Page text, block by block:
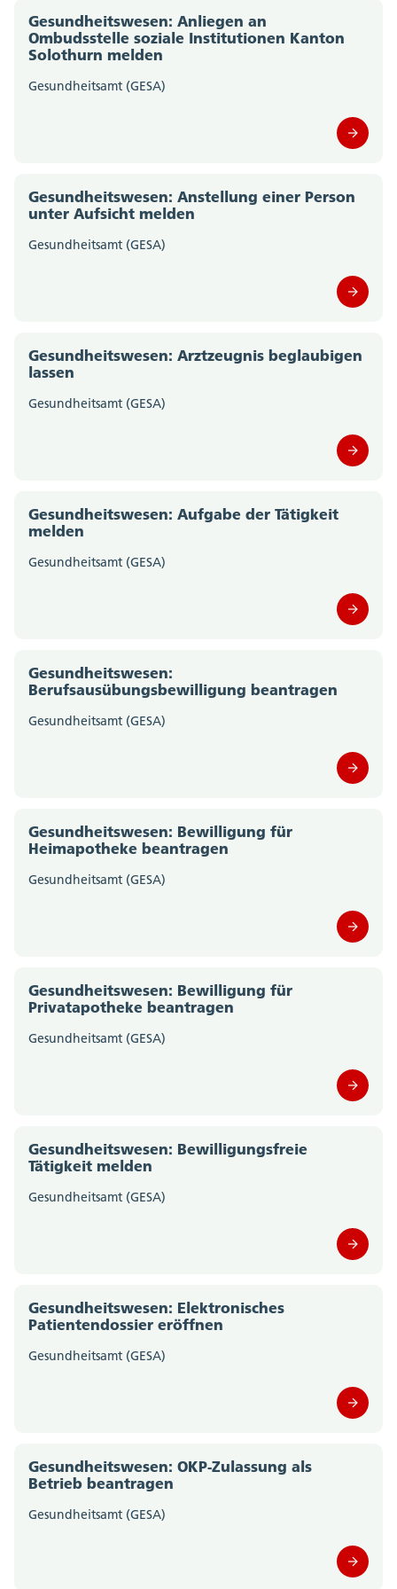
Amt für Wald, Jagd und Fischerei (0)
Amt für Wirtschaft und Arbeit (0)
(0)
Departement für Bildung und Kultur;
Motorfahrzeugkontrolle (0)
Volksschulamt (0)
Volkswirtschaftsdepartement;
Gesundheitswesen: Anliegen an
Ombudsstelle soziale Institutionen Kanton
Solothurn melden
Gesundheitsamt (GESA)
Gesundheitswesen: Anstellung einer Person
unter Aufsicht melden
Gesundheitsamt (GESA)
Gesundheitswesen: Arztzeugnis beglaubigen
lassen
Gesundheitsamt (GESA)
Gesundheitswesen: Aufgabe der Tätigkeit
melden
Gesundheitsamt (GESA)
Gesundheitswesen:
Berufsausübungsbewilligung beantragen
Gesundheitsamt (GESA)
Gesundheitswesen: Bewilligung für
Heimapotheke beantragen
Gesundheitsamt (GESA)
Gesundheitswesen: Bewilligung für
Privatapotheke beantragen
Gesundheitsamt (GESA)
Gesundheitswesen: Bewilligungsfreie
Tätigkeit melden
Gesundheitsamt (GESA)
Gesundheitswesen: Elektronisches
Patientendossier eröffnen
Gesundheitsamt (GESA)
Gesundheitswesen: OKP-Zulassung als
Betrieb beantragen
Gesundheitsamt (GESA)